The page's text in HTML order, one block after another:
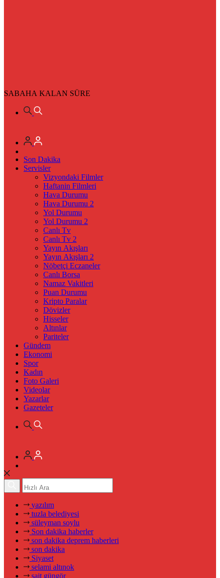
SABAHA KALAN SÜRE
Son Dakika
Servisler
Vizyondaki Filmler
Haftanin Filmleri
Hava Durumu
Hava Durumu 2
Yol Durumu
Yol Durumu 2
Canlı Tv
Canlı Tv 2
Yayın Akışları
Yayın Akışları 2
Nöbetçi Eczaneler
Canlı Borsa
Namaz Vakitleri
Puan Durumu
Kripto Paralar
Dövizler
Hisseler
Altınlar
Pariteler
Gündem
Ekonomi
Spor
Kadın
Foto Galeri
Videolar
Yazarlar
Gazeteler
yazılım
tuzla belediyesi
süleyman soylu
Son dakika haberler
son dakika deprem haberleri
son dakika
Siyaset
selami altınok
sait güngör